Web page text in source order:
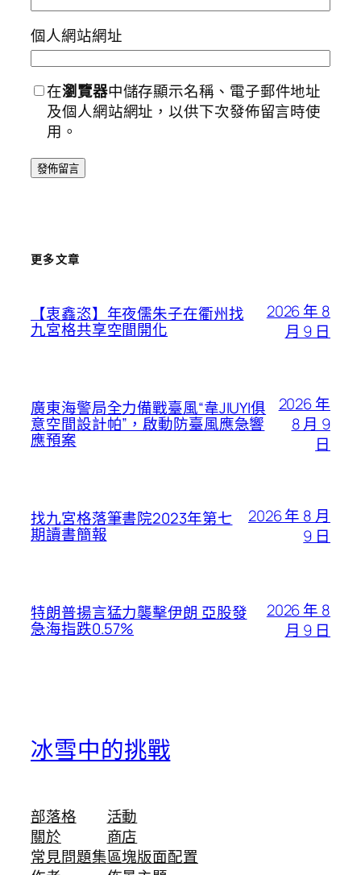
個人網站網址
在瀏覽器中儲存顯示名稱、電子郵件地址
及個人網站網址，以供下次發佈留言時使
用。
更多文章
【衷鑫恣】年夜儒朱子在衢州找
九宮格共享空間開化
2026 年 8
月 9 日
廣東海警局全力備戰臺風“韋JIUYI俱
意空間設計帕”，啟動防臺風應急響
應預案
2026 年
8 月 9
日
找九宮格落筆書院2023年第七
期讀書簡報
2026 年 8 月
9 日
特朗普揚言猛力襲擊伊朗 亞股發
急海指跌0.57%
2026 年 8
月 9 日
冰雪中的挑戰
部落格
關於
常見問題集
活動
商店
區塊版面配置